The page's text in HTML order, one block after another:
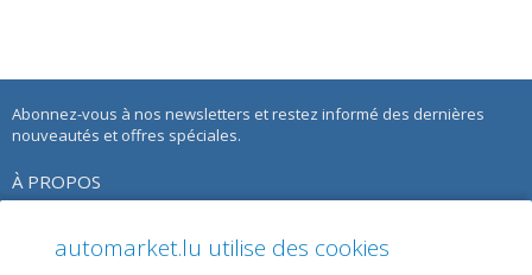
automarket.lu utilise des cookies
Abonnez-vous à nos newsletters et restez informé des dernières
nouveautés et offres spéciales.
À PROPOS